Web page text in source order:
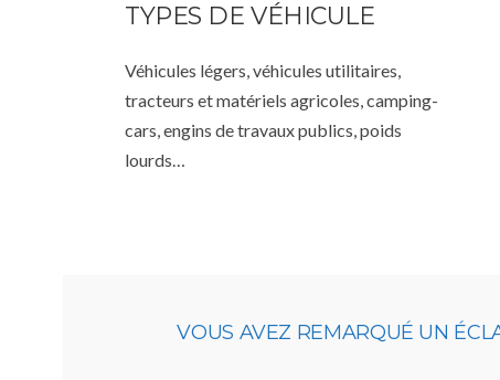
TYPES DE VÉHICULE
Véhicules légers, véhicules utilitaires,
tracteurs et matériels agricoles, camping-
cars, engins de travaux publics, poids
lourds…
VOUS AVEZ REMARQUÉ UN